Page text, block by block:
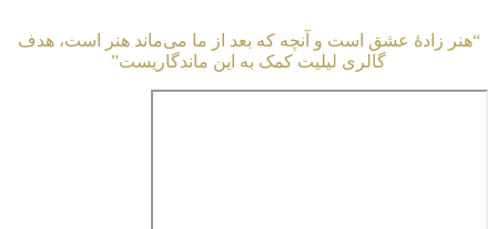
“هنر زادهٔ عشق است و آنچه که بعد از ما می‌ماند هنر است، هدف
گالری لیلیت کمک به این ماندگاریست”